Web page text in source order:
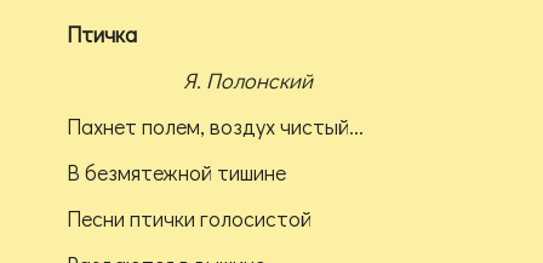
Птичка
Я. Полонский
Пахнет полем, воздух чистый...
В безмятежной тишине
Песни птички голосистой